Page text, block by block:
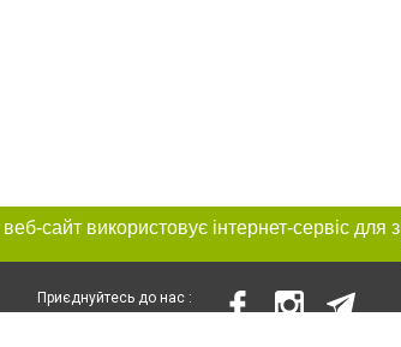
Приєднуйтесь до нас :